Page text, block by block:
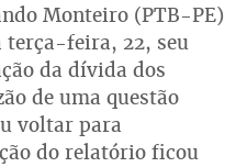
Monteiro (PTB-PE)
terça-feira, 22, seu
da dívida dos
de uma questão
voltar para
do relatório ficou